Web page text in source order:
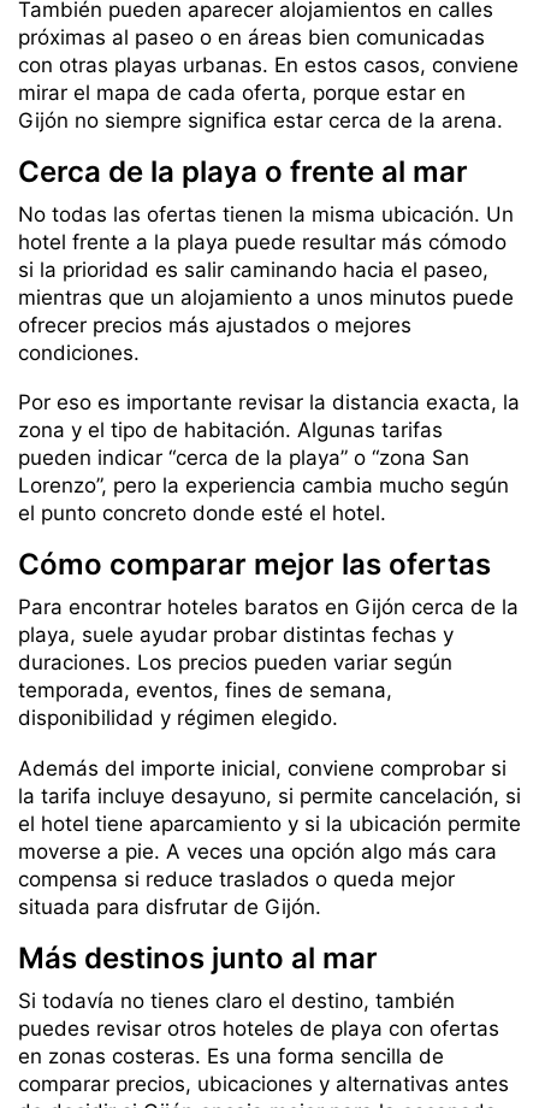
También pueden aparecer alojamientos en calles
próximas al paseo o en áreas bien comunicadas
con otras playas urbanas. En estos casos, conviene
mirar el mapa de cada oferta, porque estar en
Gijón no siempre significa estar cerca de la arena.
Cerca de la playa o frente al mar
No todas las ofertas tienen la misma ubicación. Un
hotel frente a la playa puede resultar más cómodo
si la prioridad es salir caminando hacia el paseo,
mientras que un alojamiento a unos minutos puede
ofrecer precios más ajustados o mejores
condiciones.
Por eso es importante revisar la distancia exacta, la
zona y el tipo de habitación. Algunas tarifas
pueden indicar “cerca de la playa” o “zona San
Lorenzo”, pero la experiencia cambia mucho según
el punto concreto donde esté el hotel.
Cómo comparar mejor las ofertas
Para encontrar hoteles baratos en Gijón cerca de la
playa, suele ayudar probar distintas fechas y
duraciones. Los precios pueden variar según
temporada, eventos, fines de semana,
disponibilidad y régimen elegido.
Además del importe inicial, conviene comprobar si
la tarifa incluye desayuno, si permite cancelación, si
el hotel tiene aparcamiento y si la ubicación permite
moverse a pie. A veces una opción algo más cara
compensa si reduce traslados o queda mejor
situada para disfrutar de Gijón.
Más destinos junto al mar
Si todavía no tienes claro el destino, también
puedes revisar otros hoteles de playa con ofertas
en zonas costeras. Es una forma sencilla de
comparar precios, ubicaciones y alternativas antes